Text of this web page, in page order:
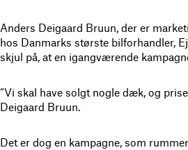
Anders Deigaard Bruun, der er
hos Danmarks største bilforhandler,
skjul på, at en igangværende
“Vi skal have solgt nogle dæk, og
Deigaard Bruun.
Det er dog en kampagne, som